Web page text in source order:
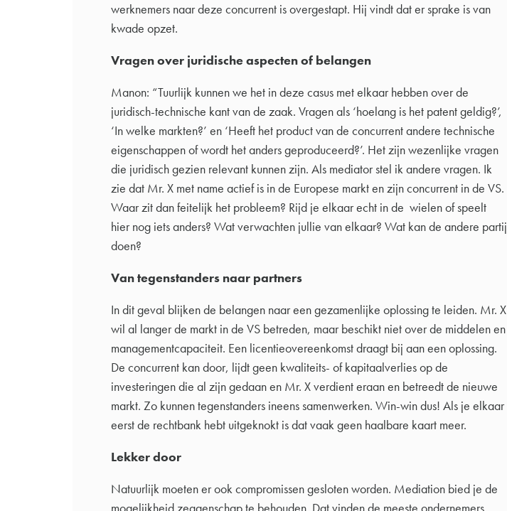
werknemers naar deze concurrent is overgestapt. Hij vindt dat er sprake is van
kwade opzet.
Vragen over juridische aspecten of belangen
Manon: “Tuurlijk kunnen we het in deze casus met elkaar hebben over de
juridisch-technische kant van de zaak. Vragen als ‘hoelang is het patent geldig?’,
‘In welke markten?’ en ‘Heeft het product van de concurrent andere technische
eigenschappen of wordt het anders geproduceerd?’. Het zijn wezenlijke vragen
die juridisch gezien relevant kunnen zijn. Als mediator stel ik andere vragen. Ik
zie dat Mr. X met name actief is in de Europese markt en zijn concurrent in de VS.
Waar zit dan feitelijk het probleem? Rijd je elkaar echt in de wielen of speelt
hier nog iets anders? Wat verwachten jullie van elkaar? Wat kan de andere partij
doen?
Van tegenstanders naar partners
In dit geval blijken de belangen naar een gezamenlijke oplossing te leiden. Mr. X
wil al langer de markt in de VS betreden, maar beschikt niet over de middelen en
managementcapaciteit. Een licentieovereenkomst draagt bij aan een oplossing.
De concurrent kan door, lijdt geen kwaliteits- of kapitaalverlies op de
investeringen die al zijn gedaan en Mr. X verdient eraan en betreedt de nieuwe
markt. Zo kunnen tegenstanders ineens samenwerken. Win-win dus! Als je elkaar
eerst de rechtbank hebt uitgeknokt is dat vaak geen haalbare kaart meer.
Lekker door
Natuurlijk moeten er ook compromissen gesloten worden. Mediation bied je de